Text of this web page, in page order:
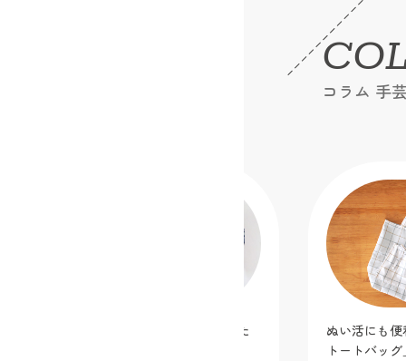
コラム 手
ディズニーキャラクター生地で作りた
ぬい活にも
トートバッ